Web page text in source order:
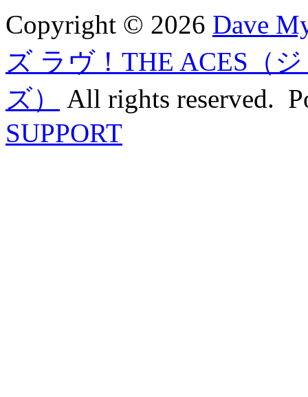
Copyright © 2026 Dave
ズ ラヴ！THE ACES（
ズ）
All rights reserved.
SUPPORT